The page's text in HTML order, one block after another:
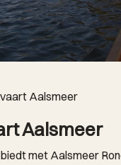
Aalsmeer
Aalsmeer
met Aalsmeer